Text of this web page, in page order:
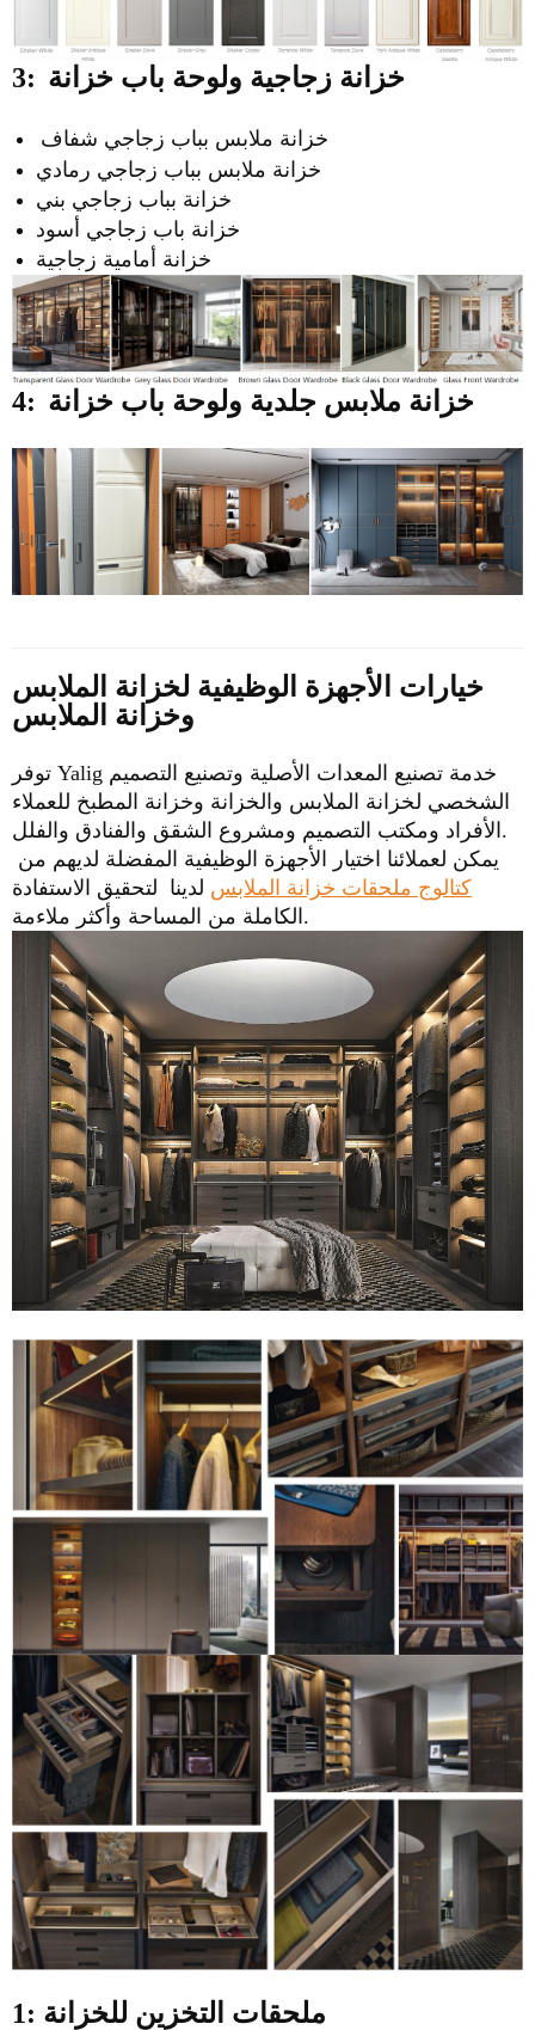
3: خزانة زجاجية ولوحة باب خزانة
خزانة ملابس بباب زجاجي شفاف
خزانة ملابس بباب زجاجي رمادي
خزانة بباب زجاجي بني
خزانة باب زجاجي أسود
خزانة أمامية زجاجية
4: خزانة ملابس جلدية ولوحة باب خزانة
خيارات الأجهزة الوظيفية لخزانة الملابس
وخزانة الملابس
توفر Yalig خدمة تصنيع المعدات الأصلية وتصنيع التصميم
الشخصي لخزانة الملابس والخزانة وخزانة المطبخ للعملاء
الأفراد ومكتب التصميم ومشروع الشقق والفنادق والفلل.
يمكن لعملائنا اختيار الأجهزة الوظيفية المفضلة لديهم من
كتالوج ملحقات خزانة الملابس لدينا لتحقيق الاستفادة
الكاملة من المساحة وأكثر ملاءمة.
1: ملحقات التخزين للخزانة